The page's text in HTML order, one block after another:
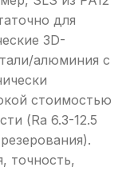
для
3D-
алюминия с
стоимостью
(Ra 6.3-12.5
точность,